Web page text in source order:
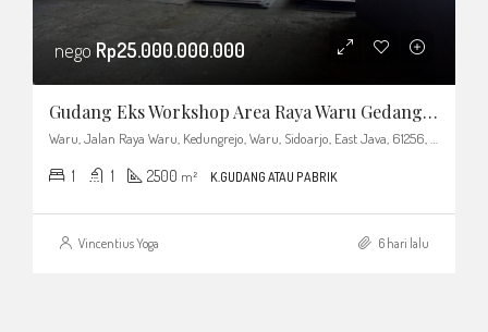
negoRp25.000.000.000
Gudang Eks Workshop Area Raya Waru Gedangan Strategis
1 1 2500 m² K.GUDANG ATAU PABRIK
Vincentius Yoga 6 hari lalu